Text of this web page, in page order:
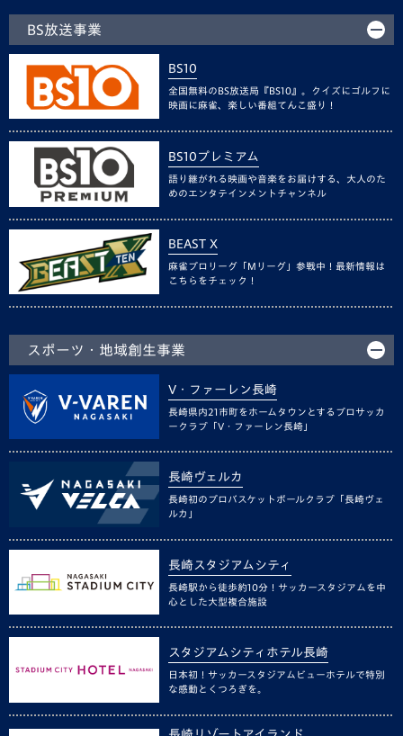
BS放送事業
BS10
全国無料のBS放送局『BS10』。クイズにゴルフに
映画に麻雀、楽しい番組てんこ盛り！
BS10プレミアム
語り継がれる映画や音楽をお届けする、大人のた
めのエンタテインメントチャンネル
BEAST X
麻雀プロリーグ「Mリーグ」参戦中！最新情報は
こちらをチェック！
スポーツ・地域創生事業
V・ファーレン長崎
長崎県内21市町をホームタウンとするプロサッカ
ークラブ「V・ファーレン長崎」
長崎ヴェルカ
長崎初のプロバスケットボールクラブ「長崎ヴェ
ルカ」
長崎スタジアムシティ
長崎駅から徒歩約10分！サッカースタジアムを中
心とした大型複合施設
スタジアムシティホテル長崎
日本初！サッカースタジアムビューホテルで特別
な感動とくつろぎを。